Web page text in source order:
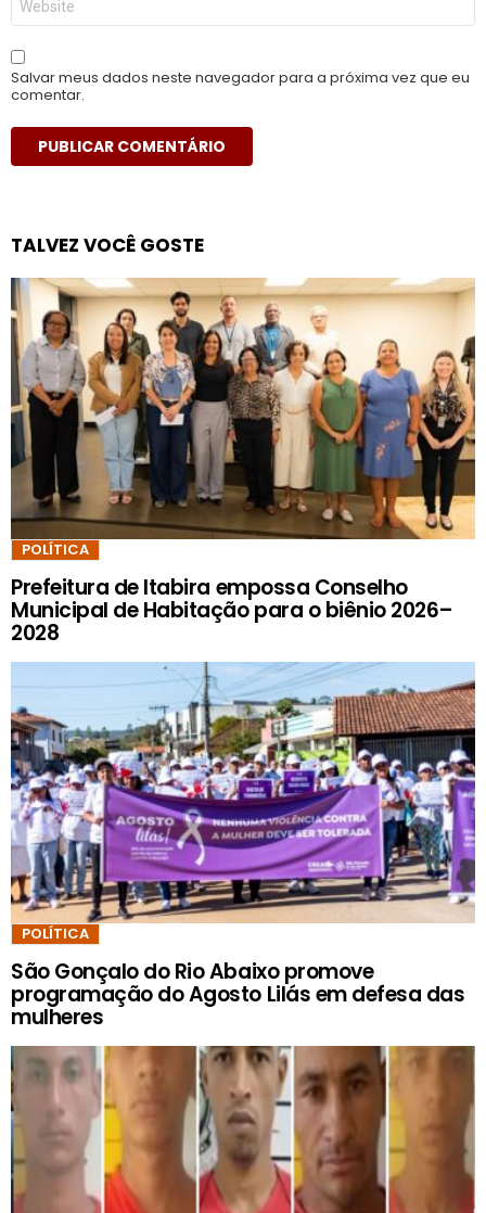
Salvar meus dados neste navegador para a próxima vez que eu
comentar.
TALVEZ VOCÊ GOSTE
POLÍTICA
Prefeitura de Itabira empossa Conselho
Municipal de Habitação para o biênio 2026–
2028
POLÍTICA
São Gonçalo do Rio Abaixo promove
programação do Agosto Lilás em defesa das
mulheres